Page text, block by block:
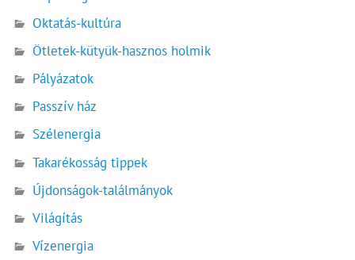
Oktatás-kultúra
Ötletek-kütyük-hasznos holmik
Pályázatok
Passzív ház
Szélenergia
Takarékosság tippek
Újdonságok-találmányok
Világítás
Vízenergia